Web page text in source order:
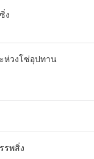
ง
ห่วงโซ่อุปทาน
รพสิ่ง